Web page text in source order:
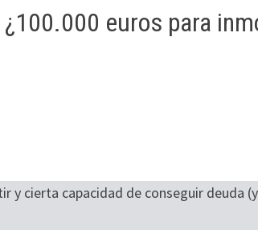
euros para
y cierta capacidad de conseguir deuda